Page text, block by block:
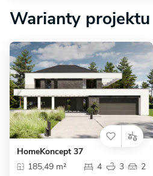
Warianty projektu
HomeKoncept 37
185,49 m²
4 3 2